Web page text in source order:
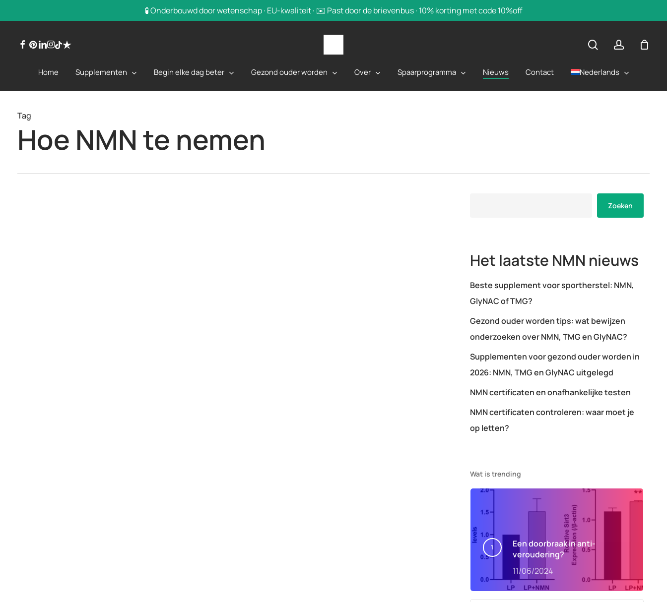
naar
hoofdinhoud
🧪 Onderbouwd door wetenschap · EU-kwaliteit · ✉️ Past door de brievenbus · 10% korting met code 10%off
facebook
pinterest
linkedin
instagram
tiktoktrustpilot
Home Supplementen Begin elke dag beter Gezond ouder worden Over Spaarprogramma Nieuws Contact Nederlands
Tag
Hoe NMN te nemen
Zoeken
Het laatste NMN nieuws
Beste supplement voor sportherstel: NMN,
GlyNAC of TMG?
Gezond ouder worden tips: wat bewijzen
onderzoeken over NMN, TMG en GlyNAC?
Supplementen voor gezond ouder worden in
2026: NMN, TMG en GlyNAC uitgelegd
NMN certificaten en onafhankelijke testen
NMN certificaten controleren: waar moet je
op letten?
Wat is trending
Een doorbraak in anti-
veroudering?
11/06/2024